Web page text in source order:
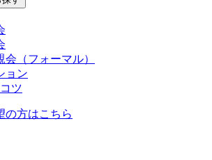
会（フォーマル）
ョン
ツ
の方はこちら